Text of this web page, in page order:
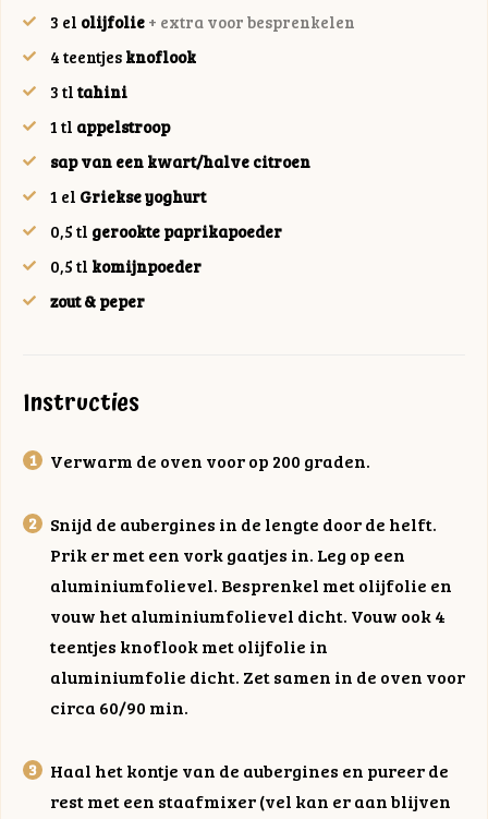
3 el olijfolie + extra voor besprenkelen
4 teentjes knoflook
3 tl tahini
1 tl appelstroop
sap van een kwart/halve citroen
1 el Griekse yoghurt
0,5 tl gerookte paprikapoeder
0,5 tl komijnpoeder
zout & peper
Instructies
Verwarm de oven voor op 200 graden.
Snijd de aubergines in de lengte door de helft.
Prik er met een vork gaatjes in. Leg op een
aluminiumfolievel. Besprenkel met olijfolie en
vouw het aluminiumfolievel dicht. Vouw ook 4
teentjes knoflook met olijfolie in
aluminiumfolie dicht. Zet samen in de oven voor
circa 60/90 min.
Haal het kontje van de aubergines en pureer de
rest met een staafmixer (vel kan er aan blijven